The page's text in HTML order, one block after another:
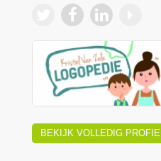
BEKIJK VOLLEDIG PROFIEL